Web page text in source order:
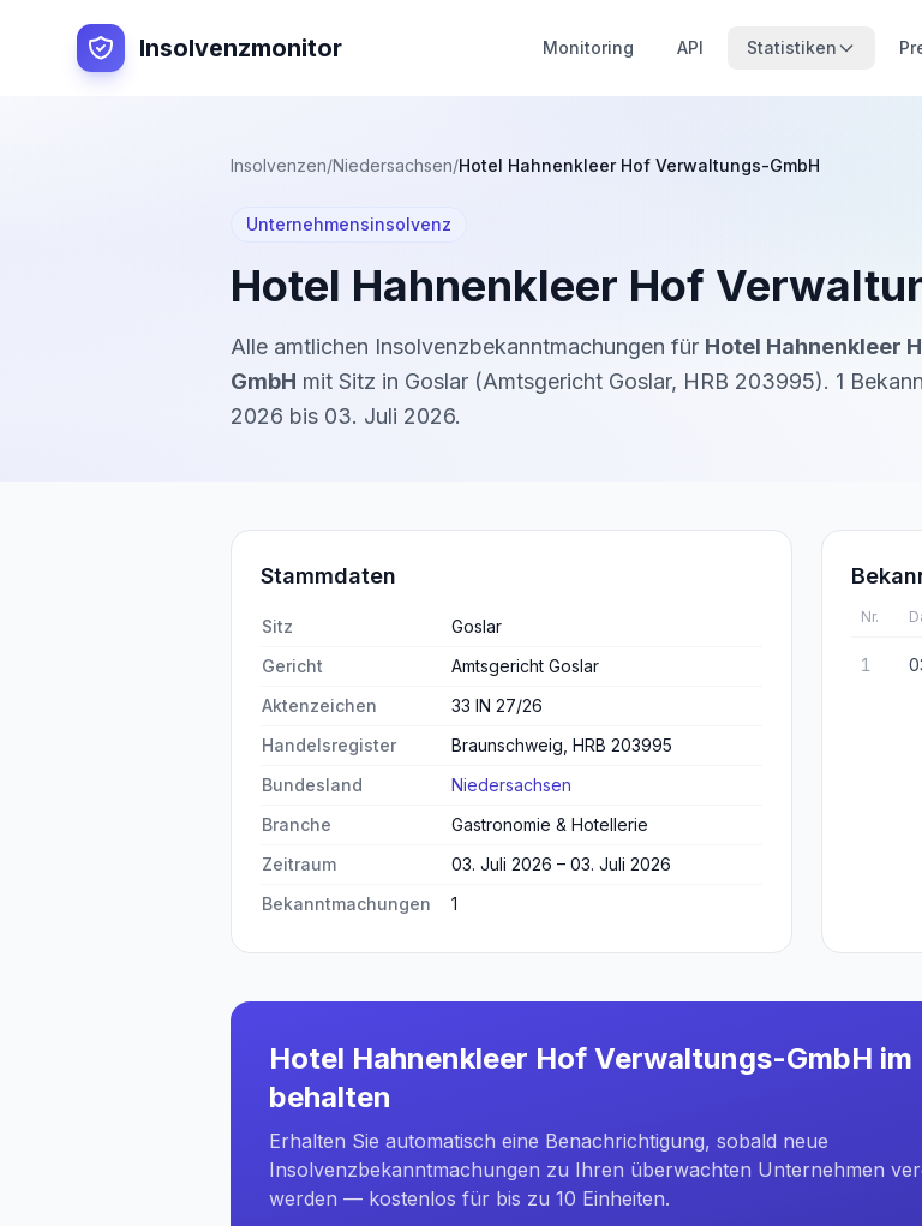
Insolvenzmonitor Monitoring API Statistiken
Insolvenzen/Niedersachsen/Hotel Hahnenkleer Hof Verwaltungs-GmbH
Unternehmensinsolvenz
Hotel Hahnenkleer Hof
Alle amtlichen Insolvenzbekanntmachungen für Hotel Hahnenkleer
GmbH mit Sitz in Goslar (Amtsgericht Goslar, HRB 203995). 1
2026 bis 03. Juli 2026.
Stammdaten
Sitz
Goslar
Gericht
Amtsgericht Goslar
Aktenzeichen
33 IN 27/26
Handelsregister
Braunschweig, HRB 203995
Bundesland
Niedersachsen
Branche
Gastronomie & Hotellerie
Zeitraum
03. Juli 2026 – 03. Juli 2026
Bekanntmachungen
1
Nr.
1
Hotel Hahnenkleer Hof Verwaltungs-GmbH im
behalten
Erhalten Sie automatisch eine Benachrichtigung, sobald neue
Insolvenzbekanntmachungen zu Ihren überwachten Unternehmen
werden — kostenlos für bis zu 10 Einheiten.